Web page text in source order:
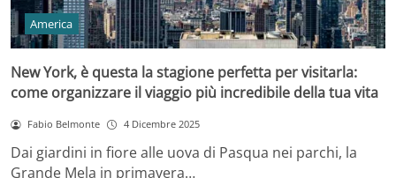
America
New York, è questa la stagione perfetta per visitarla:
come organizzare il viaggio più incredibile della tua vita
Fabio Belmonte 4 Dicembre 2025
Dai giardini in fiore alle uova di Pasqua nei parchi, la
Grande Mela in primavera…